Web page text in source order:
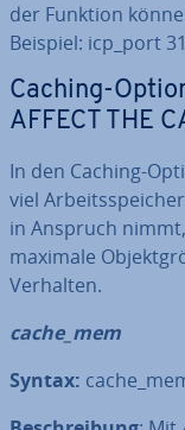
der Funktion
Beispiel: icp_port
Caching-
AFFECT THE
In den Caching-
viel
in Anspruch
maximale
Verhalten.
cache_mem
Syntax: